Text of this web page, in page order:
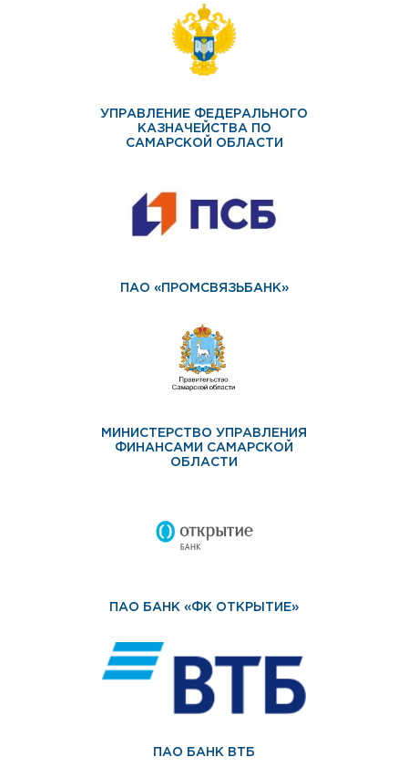
УПРАВЛЕНИЕ ФЕДЕРАЛЬНОГО
КАЗНАЧЕЙСТВА ПО
САМАРСКОЙ ОБЛАСТИ
ПАО «ПРОМСВЯЗЬБАНК»
МИНИСТЕРСТВО УПРАВЛЕНИЯ
ФИНАНСАМИ САМАРСКОЙ
ОБЛАСТИ
ПАО БАНК «ФК ОТКРЫТИЕ»
ПАО БАНК ВТБ